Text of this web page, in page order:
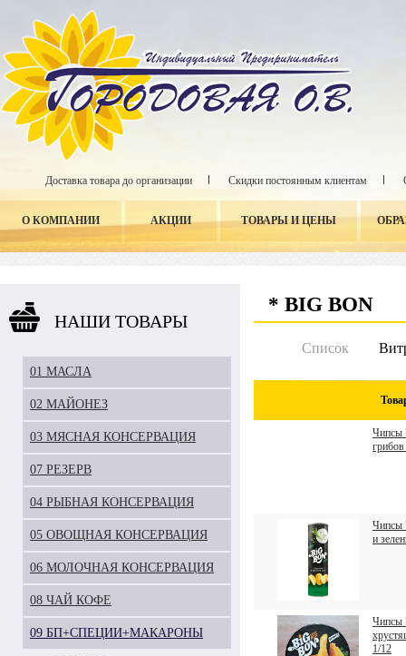
Доставка товара до организации Скидки постоянным клиентам
О КОМПАНИИ АКЦИИ ТОВАРЫ И ЦЕНЫ
НАШИ ТОВАРЫ
01 МАСЛА
02 МАЙОНЕЗ
03 МЯСНАЯ КОНСЕРВАЦИЯ
07 РЕЗЕРВ
04 РЫБНАЯ КОНСЕРВАЦИЯ
05 ОВОЩНАЯ КОНСЕРВАЦИЯ
06 МОЛОЧНАЯ КОНСЕРВАЦИЯ
08 ЧАЙ КОФЕ
09 БП+СПЕЦИИ+МАКАРОНЫ
* BIG BON
Список
Чипсы
Чипсы
и
Чипсы
1/12